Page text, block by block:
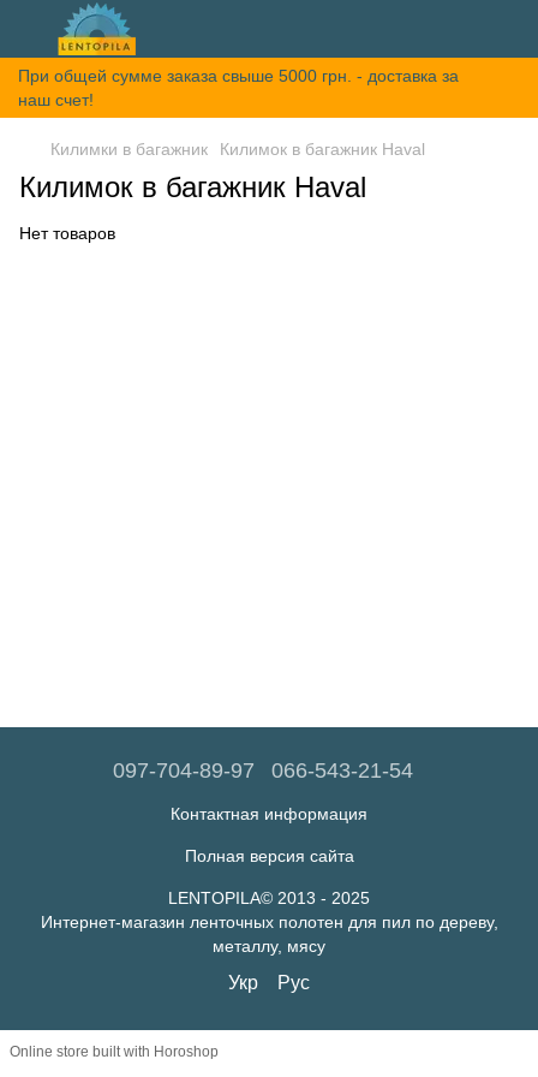
При общей сумме заказа свыше 5000 грн. - доставка за
наш счет!
Килимки в багажник Килимок в багажник Haval
Килимок в багажник Haval
Нет товаров
097-704-89-97 066-543-21-54
Контактная информация
Полная версия сайта
LENTOPILA© 2013 - 2025
Интернет-магазин ленточных полотен для пил по дереву,
металлу, мясу
Укр Рус
Online store built with Horoshop